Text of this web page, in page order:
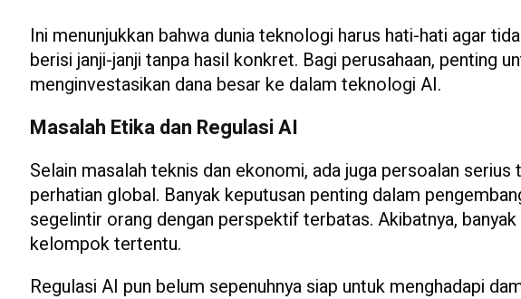
Ini menunjukkan bahwa dunia teknologi harus hati-hati agar
berisi janji-janji tanpa hasil konkret. Bagi perusahaan, penting
menginvestasikan dana besar ke dalam teknologi AI.
Masalah Etika dan Regulasi AI
Selain masalah teknis dan ekonomi, ada juga persoalan
perhatian global. Banyak keputusan penting dalam
segelintir orang dengan perspektif terbatas. Akibatnya,
kelompok tertentu.
Regulasi AI pun belum sepenuhnya siap untuk menghadapi